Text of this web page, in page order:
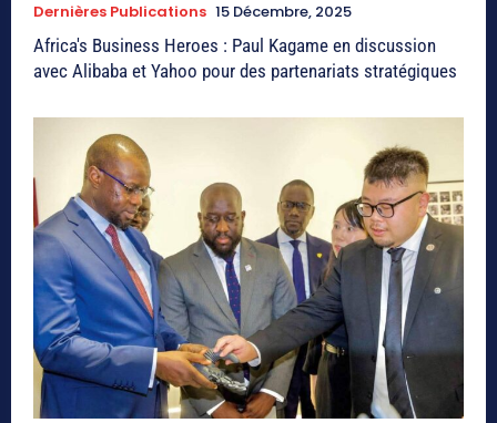
Dernières Publications 15 Décembre, 2025
Africa's Business Heroes : Paul Kagame en discussion
avec Alibaba et Yahoo pour des partenariats stratégiques